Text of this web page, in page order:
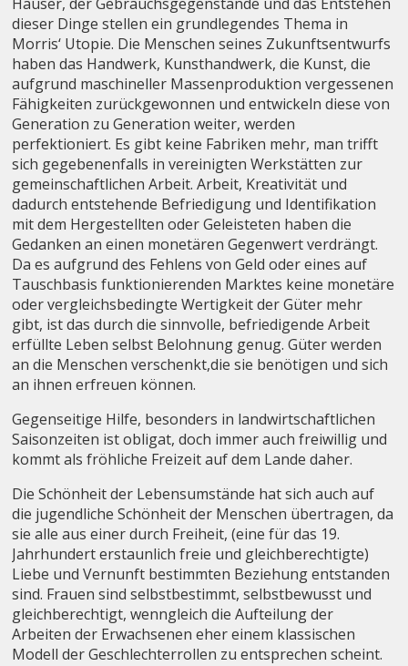
dieser Dinge stellen ein grundlegendes Thema in
Morris‘ Utopie. Die Menschen seines Zukunftsentwurfs
haben das Handwerk, Kunsthandwerk, die Kunst, die
aufgrund maschineller Massenproduktion vergessenen
Fähigkeiten zurückgewonnen und entwickeln diese von
Generation zu Generation weiter, werden
perfektioniert. Es gibt keine Fabriken mehr, man trifft
sich gegebenenfalls in vereinigten Werkstätten zur
gemeinschaftlichen Arbeit. Arbeit, Kreativität und
dadurch entstehende Befriedigung und Identifikation
mit dem Hergestellten oder Geleisteten haben die
Gedanken an einen monetären Gegenwert verdrängt.
Da es aufgrund des Fehlens von Geld oder eines auf
Tauschbasis funktionierenden Marktes keine monetäre
oder vergleichsbedingte Wertigkeit der Güter mehr
gibt, ist das durch die sinnvolle, befriedigende Arbeit
erfüllte Leben selbst Belohnung genug. Güter werden
an die Menschen verschenkt,die sie benötigen und sich
an ihnen erfreuen können.
Gegenseitige Hilfe, besonders in landwirtschaftlichen
Saisonzeiten ist obligat, doch immer auch freiwillig und
kommt als fröhliche Freizeit auf dem Lande daher.
Die Schönheit der Lebensumstände hat sich auch auf
die jugendliche Schönheit der Menschen übertragen, da
sie alle aus einer durch Freiheit, (eine für das 19.
Jahrhundert erstaunlich freie und gleichberechtigte)
Liebe und Vernunft bestimmten Beziehung entstanden
sind. Frauen sind selbstbestimmt, selbstbewusst und
gleichberechtigt, wenngleich die Aufteilung der
Arbeiten der Erwachsenen eher einem klassischen
Modell der Geschlechterrollen zu entsprechen scheint.